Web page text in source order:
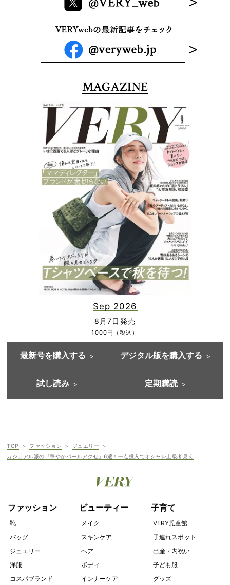
MAGAZINE
Sep 2026
8月7日発売
1000円（税込）
最新号を購入する デジタル版を購入する
試し読み 定期購読
TOP ファッション
ジュエリー
カジュアル派の『華やかパールアクセ』6選！一点投入でオシャレ上級者見え
ファッション
靴
バッグ
ジュエリー
洋服
コスパブランド
ビューティー
メイク
スキンケア
ヘア
ボディ
インナーケア
子育て
VERY児童館
子連れスポット
出産・内祝い
子ども服
グッズ